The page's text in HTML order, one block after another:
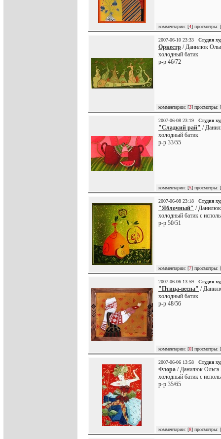
комментарии: [4] просмотры: [
2007-06-10 23:33 Студия
Оркестр / Данилюк
холодный батик
р-р 46/72
комментарии: [3] просмотры: [
2007-06-08 23:19 Студия
"Сладкий рай" /
холодный батик
р-р 33/55
комментарии: [5] просмотры: [
2007-06-08 23:18 Студия
"Яблочный" /
холодный батик с
р-р 50/51
комментарии: [7] просмотры: [
2007-06-06 13:59 Студия
"Птица-весна" /
холодный батик
р-р 48/56
комментарии: [0] просмотры: [
2007-06-06 13:58 Студия
Флора / Данилюк
холодный батик с
р-р 35/65
комментарии: [8] просмотры: [